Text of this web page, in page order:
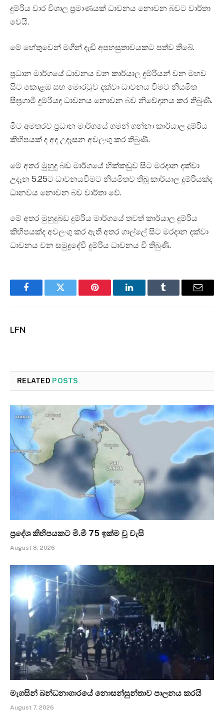
දුම්රිය වාර විශාල ප්‍රමාණයක් ධාවනය නොවන බවට වාර්තා
වෙයි.
මේ හේතුවෙන් මගීන් දැඩි අපහසුතාවයකට පත්ව තිබේ.
ප්‍රධාන මාර්ගයේ ධාවනය වන කාර්යාල දුම්රියන් වන මහව
සිට කොළඹ සහ මොරටුව දක්වා ධාවනය වීමට නියමිත
සීඝ්‍රගාමී දුම්රියද ධාවනය නොවන බව නිවේදනය කර තිබුණි.
මීට අමතරව ප්‍රධාන මාර්ගයේ ගමන් ගන්නා කාර්යාල දුම්රිය
කිහිපයක් ද අද උදෑසන අවලංගු කර තිබුණි.
මේ අතර මුහුදු බඩ මාර්ගයේ හික්කඩුව සිට මරදාන දක්වා
උදෑන 5.25ට ධාවනයවීමට නියමිතව තිබූ කාර්යාල දුම්රියක්ද
ධානවය නොවන බව වාර්තා වේ.
මේ අතර මුහුදුබඩ දුම්රිය මාර්ගයේ තවත් කාර්යාල දුම්රිය
කිහිපයක්ද අවලංගු කර ඇති අතර ගාල්ලේ සිට මරදාන දක්වා
ධාවනය වන සමුද්‍රදේවී දුම්රිය ධාවනය වී තිබුණි.
FacebookTwitter Pinterest LinkedInTumblr Email
LFN
RELATED POSTS
ප්‍රදේශ කිහිපයකට මි.මී 75 ඉක්ම වූ වැසි
August 8, 2026
මැගසින් බන්ධනාගාරයේ නොසන්සුන්තාව පාලනය කරයි
August 7, 2026